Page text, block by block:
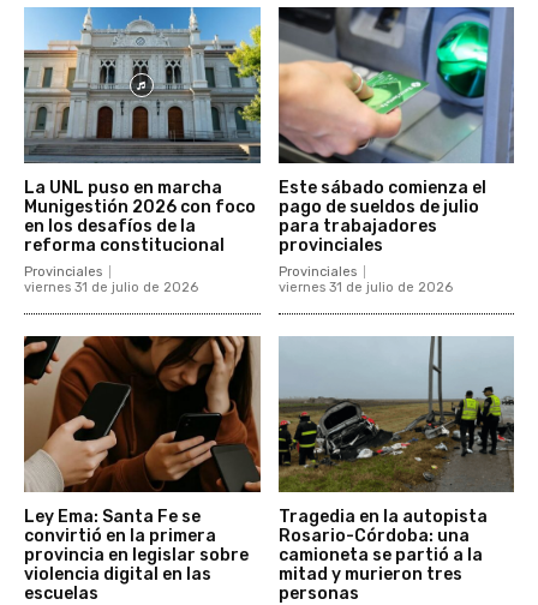
La UNL puso en marcha
Munigestión 2026 con foco
en los desafíos de la
reforma constitucional
Provinciales
viernes 31 de julio de 2026
Este sábado comienza el
pago de sueldos de julio
para trabajadores
provinciales
Provinciales
viernes 31 de julio de 2026
Ley Ema: Santa Fe se
convirtió en la primera
provincia en legislar sobre
violencia digital en las
escuelas
Tragedia en la autopista
Rosario-Córdoba: una
camioneta se partió a la
mitad y murieron tres
personas